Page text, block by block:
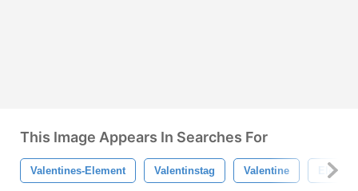
This Image Appears In Searches For
Valentines-Element Valentinstag Valentine Element